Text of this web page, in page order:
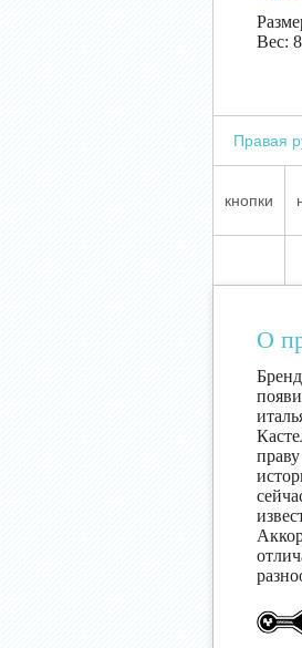
Вес:
Правая
кнопки
О